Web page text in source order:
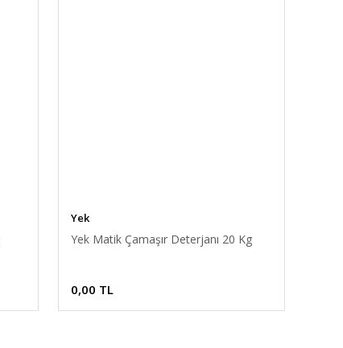
Yek
Yek Matik Çamaşır Deterjanı 20 Kg
0,00 TL